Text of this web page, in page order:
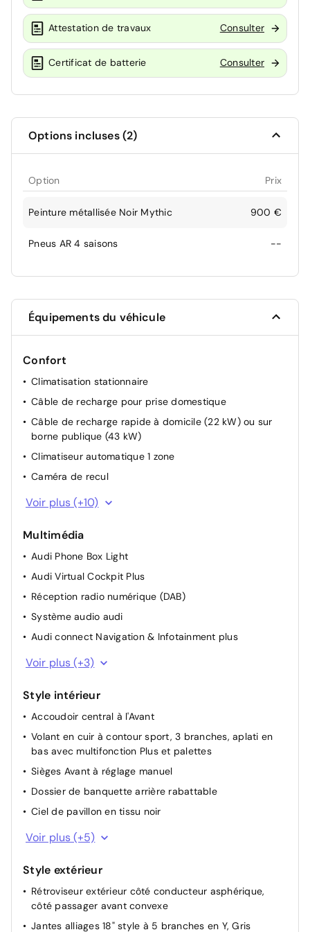
Attestation de travaux Consulter
Certificat de batterie Consulter
Options incluses (2)
Option Prix
Peinture métallisée Noir Mythic 900 €
Pneus AR 4 saisons --
Équipements du véhicule
Confort
Climatisation stationnaire
Câble de recharge pour prise domestique
Câble de recharge rapide à domicile (22 kW) ou sur
borne publique (43 kW)
Climatiseur automatique 1 zone
Caméra de recul
Détection de signalisation routière par caméra
Suspension arrière à 4 bras
Audi Drive select®
Ouverture confort hayon
Pare-brise à vitrage athermique et acoustique avec
bandeau pare-soleil Gris
Rétroviseurs extérieurs réglables, dégivrants et
rabattables électriquement, réglage jour/nuit
automatique des 2 côtés
Appuie-tête à l'avant
Système Start & Stop
Voir plus (+10)
Multimédia
Audi Phone Box Light
Audi Virtual Cockpit Plus
Réception radio numérique (DAB)
Système audio audi
Audi connect Navigation & Infotainment plus
MMI Radio plus
MMI Navigation plus avec MMI touch
Voir plus (+3)
Style intérieur
Accoudoir central à l'Avant
Volant en cuir à contour sport, 3 branches, aplati en
bas avec multifonction Plus et palettes
Sièges Avant à réglage manuel
Dossier de banquette arrière rabattable
Ciel de pavillon en tissu noir
Appui lombaire 4 voies pour les sièges Avant
Pack Éclairage d'ambiance Plus
Applications intérieures en style aluminium
Pédalier en acier inoxydable
Voir plus (+5)
Style extérieur
Rétroviseur extérieur côté conducteur asphérique,
côté passager avant convexe
Jantes alliages 18" style à 5 branches en Y, Gris